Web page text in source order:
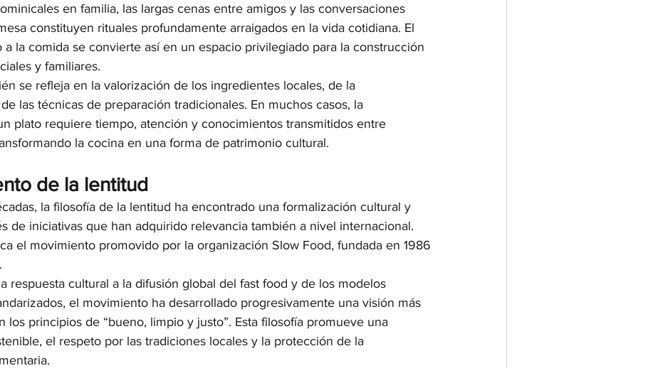
en familia, las largas cenas entre amigos y las conversaciones
constituyen rituales profundamente arraigados en la vida cotidiana. El
la comida se convierte así en un espacio privilegiado para la construcción
y familiares.
se refleja en la valorización de los ingredientes locales, de la
las técnicas de preparación tradicionales. En muchos casos, la
plato requiere tiempo, atención y conocimientos transmitidos entre
la cocina en una forma de patrimonio cultural.
de la lentitud
la filosofía de la lentitud ha encontrado una formalización cultural y
de iniciativas que han adquirido relevancia también a nivel internacional.
el movimiento promovido por la organización Slow Food, fundada en 1986
respuesta cultural a la difusión global del fast food y de los modelos
el movimiento ha desarrollado progresivamente una visión más
los principios de “bueno, limpio y justo”. Esta filosofía promueve una
el respeto por las tradiciones locales y la protección de la